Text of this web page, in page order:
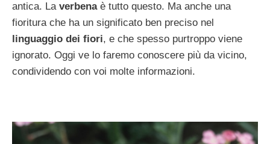
antica. La verbenaè tutto questo. Ma anche una
fioritura che ha un significato ben preciso nel
linguaggio dei fiori, e che spesso purtroppo viene
ignorato. Oggi ve lo faremo conoscere più da vicino,
condividendo con voi molte informazioni.